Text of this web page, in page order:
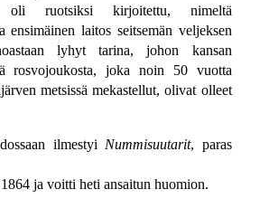
oli ruotsiksi kirjoitettu, nimeltä
ensimäinen laitos seitsemän veljeksen
lyhyt tarina, johon kansan
rosvojoukosta, joka noin 50 vuotta
metsissä mekastellut, olivat olleet
ilmestyiNummisuutarit, paras
ja voitti heti ansaitun huomion.